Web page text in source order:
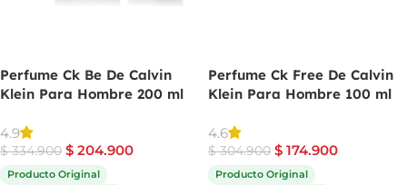
Perfume Ck Be De Calvin
Klein Para Hombre 200 ml
4.9
$334.900 $ 204.900
Producto Original
Perfume Ck Free De Calvin
Klein Para Hombre 100 ml
4.6
$304.900 $ 174.900
Producto Original